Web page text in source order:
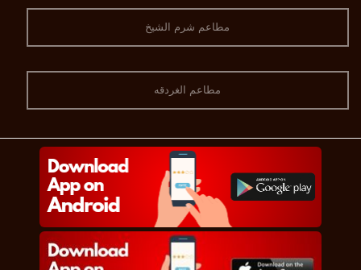
مطاعم شرم الشيخ
مطاعم الغردقه